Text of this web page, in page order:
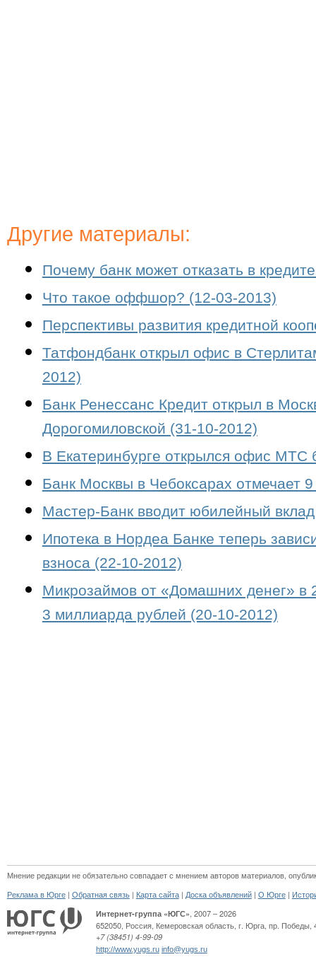
Другие материалы:
Почему банк может отказать в
Что такое оффшор? (12-03-2013)
Перспективы развития кредитной
Татфондбанк открыл офис в
2012)
Банк Ренессанс Кредит открыл в
Дорогомиловской (31-10-2012)
В Екатеринбурге открылся офис МТС
Банк Москвы в Чебоксарах отмечает
Мастер-Банк вводит юбилейный
Ипотека в Нордеа Банке теперь
взноса (22-10-2012)
Микрозаймов от «Домашних денег» в
3 миллиарда рублей (20-10-2012)
Мнение редакции не обязательно совпадает с мнением авторов материалов,
Реклама в Юрге| Обратная связь| Карта сайта| Доска объявлений| О Юрге|
Интернет-группа «ЮГС» , 2007 – 2026
652050, Россия, Кемеровская область, г. Юрга, пр. Победы,
+7 (38451) 4-99-09
http://www.yugs.ru info@yugs.ru